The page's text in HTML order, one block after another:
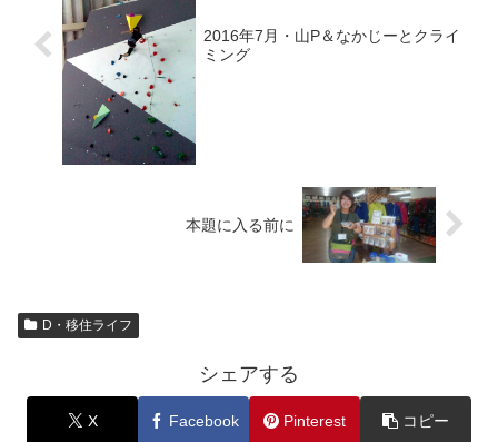
2016年7月・山P＆なかじーとクライ
ミング
本題に入る前に
D・移住ライフ
シェアする
X Facebook Pinterest コピー